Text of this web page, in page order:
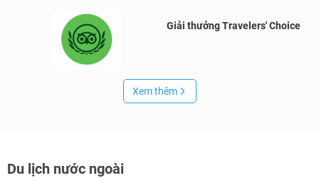
Giải thưởng Travelers' Choice
Xem thêm
Du lịch nước ngoài